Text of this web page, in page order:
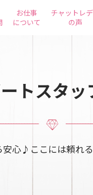
お仕事
について
チャットレ
の声
トスタッ
心♪ここには頼れる